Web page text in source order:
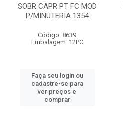
SOBR CAPR PT FC MOD
P/MINUTERIA 1354
Código: 8639
Embalagem: 12PC
Faça seu login ou
cadastre-se para
ver preços e
comprar